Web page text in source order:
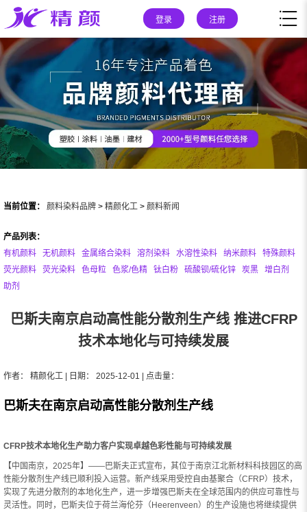
登录 注册
当前位置： 颜料染料品牌 > 精颜化工 > 颜料新闻
产品列表：
有机颜料
无机颜料 金属络合染料 溶剂染料 水溶性染料 纳米颜料
特殊颜料
荧光颜料
荧光染料 色母粒 色浆/色精 钛白粉 硫酸钡/硫化锌 炭黑
增白剂
助剂
巴斯夫南京启动高性能分散剂生产线 推进CFRP
技术本地化与可持续发展
作者： 精颜化工 | 日期： 2025-12-01 | 点击量：
巴斯夫在南京启动高性能分散剂生产线
CFRP技术本地化生产助力客户实现卓越色彩性能与可持续发展
【中国南京，2025年】——巴斯夫正式宣布，其位于南京江北新材料科技园区的高
性能分散剂生产线已顺利投入运营。新产线采用受控自由基聚合（CFRP）技术，
实现了先进分散剂的本地化生产，进一步增强巴斯夫在全球范围内的供应可靠性与
灵活性。同时，巴斯夫位于荷兰海伦芬（Heerenveen）的生产设施也将继续提供